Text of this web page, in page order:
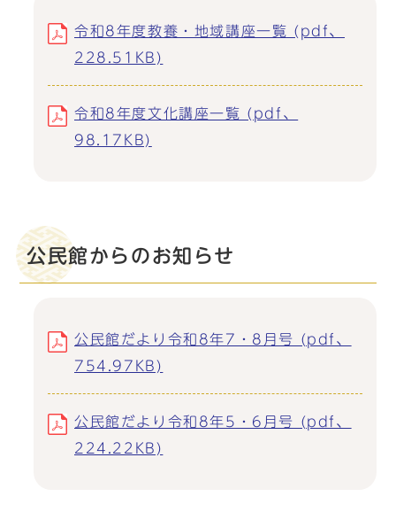
令和8年度教養・地域講座一覧 (pdf、
228.51KB)
令和8年度文化講座一覧 (pdf、
98.17KB)
公民館からのお知らせ
公民館だより令和8年7・8月号 (pdf、
754.97KB)
公民館だより令和8年5・6月号 (pdf、
224.22KB)